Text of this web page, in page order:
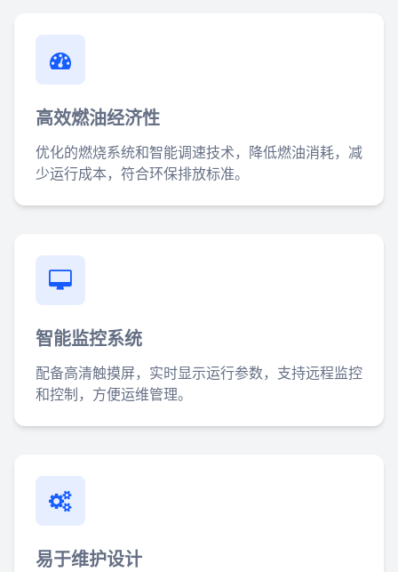
高效燃油经济性
优化的燃烧系统和智能调速技术，降低燃油消耗，减
少运行成本，符合环保排放标准。
智能监控系统
配备高清触摸屏，实时显示运行参数，支持远程监控
和控制，方便运维管理。
易于维护设计